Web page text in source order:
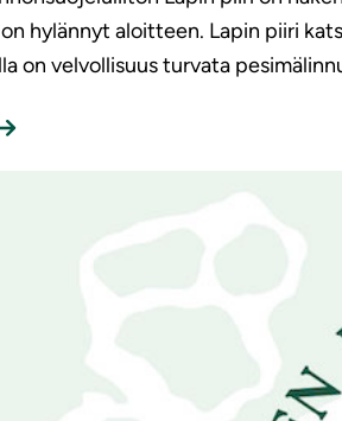
hylännyt aloitteen. Lapin piiri
on velvollisuus turvata